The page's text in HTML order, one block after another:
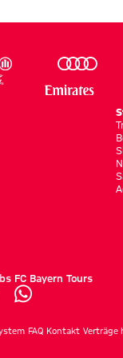
FC Bayern Tours
FAQ Kontakt Verträge